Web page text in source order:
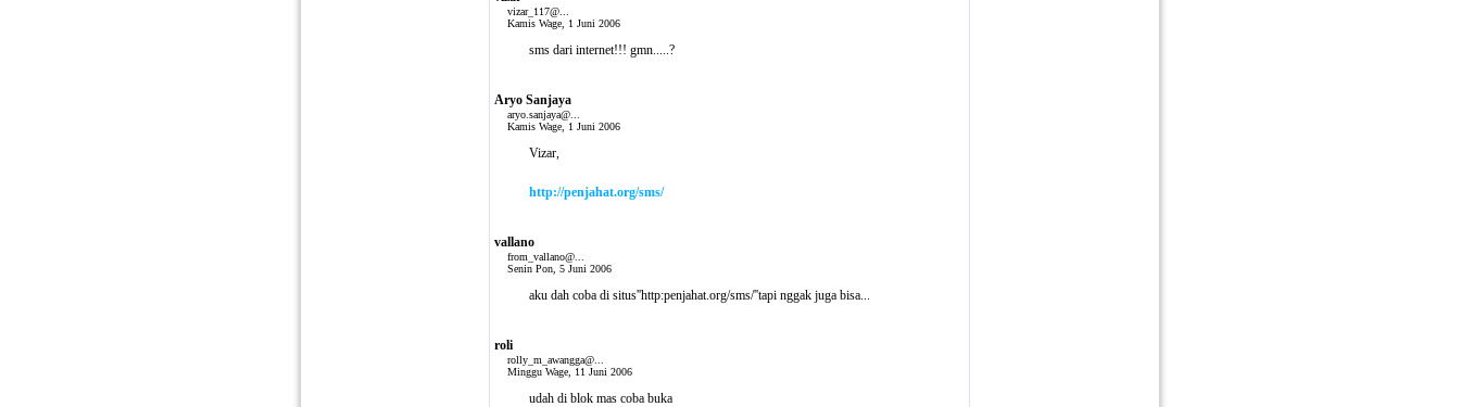
vizar_117@...
Kamis Wage, 1 Juni 2006
sms dari internet!!! gmn.....?
Aryo Sanjaya
aryo.sanjaya@...
Kamis Wage, 1 Juni 2006
Vizar,
http://penjahat.org/sms/
vallano
from_vallano@...
Senin Pon, 5 Juni 2006
aku dah coba di situs''http:penjahat.org/sms/''tapi nggak juga bisa...
roli
rolly_m_awangga@...
Minggu Wage, 11 Juni 2006
udah di blok mas coba buka